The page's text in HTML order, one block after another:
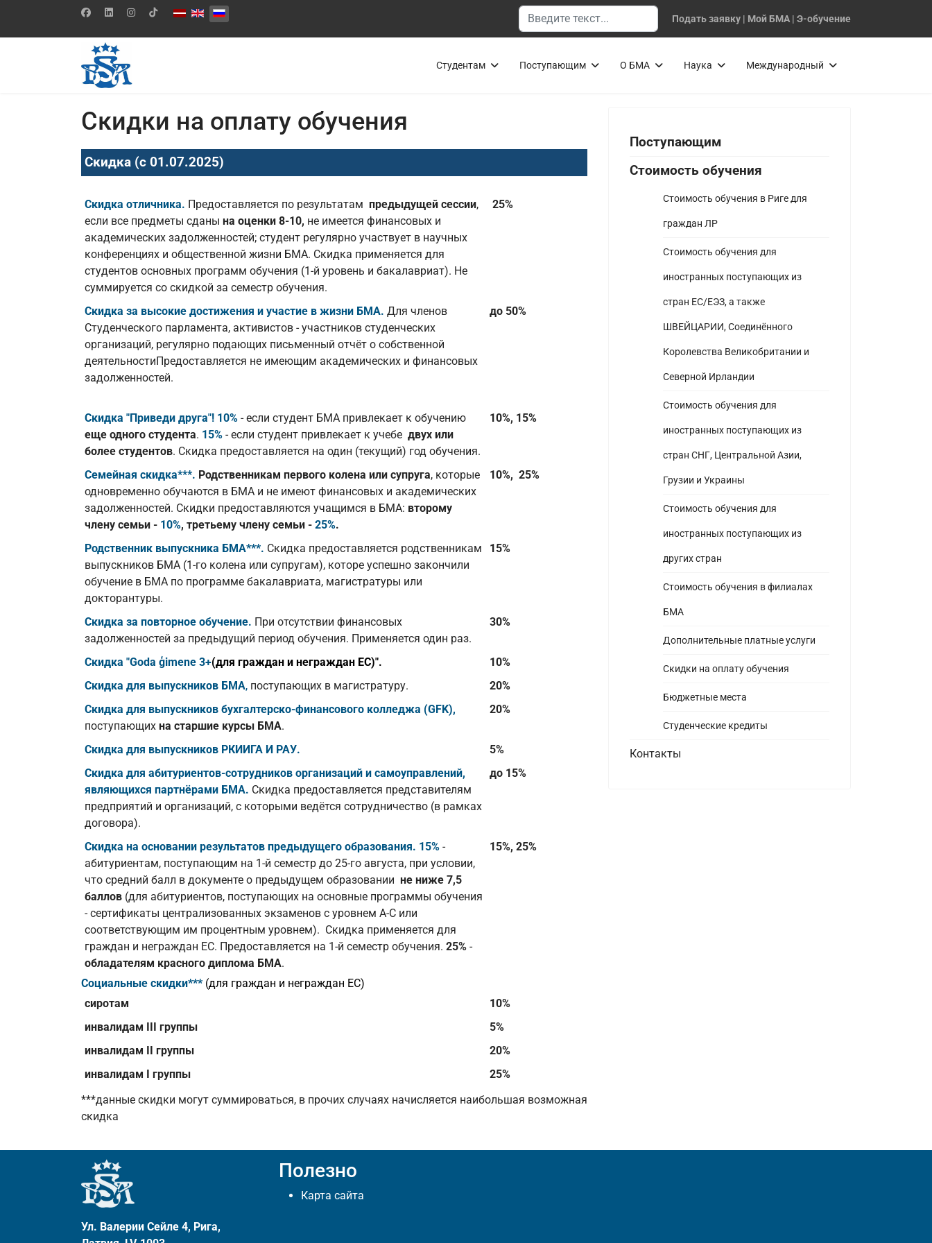
Выберите язык Поиск
Подать заявку | Мой БМА | Э-обучение
Студентам Поступающим О БМА Наука Международный
Скидки на оплату обучения
Cкидка (с 01.07.2025)
Скидка отличника. Предоставляется по результатам предыдущей сессии,
если все предметы сданы на оценки 8-10, не имеется финансовых и
академических задолженностей; студент регулярно участвует в научных
конференциях и общественной жизни БМА. Скидка применяется для
студентов основных программ обучения (1-й уровень и бакалавриат). Не
суммируется со скидкой за семестр обучения.
25%
Скидка за высокие достижения и участие в жизни БМА. Для членов
Студенческого парламента, активистов - участников студенческих
организаций, регулярно подающих письменный отчёт о собственной
деятельностиПредоставляется не имеющим академических и финансовых
задолженностей.
до 50%
Скидка "Приведи друга"! 10% - если студент БМА привлекает к обучению
еще одного студента. 15% - если студент привлекает к учебе двух или
более студентов. Скидка предоставляется на один (текущий) год обучения.
10%, 15%
Семейная скидка***. Родственникам первого колена или супруга, которые
одновременно обучаются в БМА и не имеют финансовых и академических
задолженностей. Скидки предоставляются учащимся в БМА: второму
члену семьи - 10%, третьему члену семьи - 25%.
10%, 25%
Родственник выпускника БМА***. Скидка предоставляется родственникам
выпускников БМА (1-го колена или супругам), которе успешно закончили
обучение в БМА по программе бакалавриата, магистратуры или
докторантуры.
15%
Скидка за повторное обучение. При отсутствии финансовых
задолженностей за предыдущий период обучения. Применяется один раз.
30%
Скидка "Goda ģimene 3+(для граждан и неграждан ЕС)".
10%
Скидка для выпускников БМА, поступающих в магистратуру.
20%
Скидка для выпускников бухгалтерско-финансового колледжа (GFK),
поступающих на старшие курсы БМА.
20%
Скидка для выпускников РКИИГА И РАУ.
5%
Скидка для абитуриентов-сотрудников организаций и самоуправлений,
являющихся партнёрами БМА. Скидка предоставляется представителям
предприятий и организаций, с которыми ведётся сотрудничество (в рамках
договора).
до 15%
Скидка на основании результатов предыдущего образования. 15% -
абитуриентам, поступающим на 1-й семестр до 25-го августа, при условии,
что средний балл в документе о предыдущем образовании не ниже 7,5
баллов (для абитуриентов, поступающих на основные программы обучения
- сертификаты централизованных экзаменов с уровнем А-С или
соответствующим им процентным уровнем). Скидка применяется для
граждан и неграждан ЕС. Предоставляется на 1-й семестр обучения. 25% -
обладателям красного диплома БМА.
15%, 25%
Социальные скидки*** (для граждан и неграждан ЕС)
сиротам
10%
инвалидам III группы
5%
инвалидам II группы
20%
инвалидам I группы
25%
***данные скидки могут суммироваться, в прочих случаях начисляется наибольшая возможная
скидка
Поступающим
Стоимость обучения
Стоимость обучения в Риге для
граждан ЛР
Стоимость обучения для
иностранных поступающих из
стран ЕС/ЕЭЗ, а также
ШВЕЙЦАРИИ, Соединённого
Королевства Великобритании и
Северной Ирландии
Стоимость обучения для
иностранных поступающих из
стран СНГ, Центральной Азии,
Грузии и Украины
Стоимость обучения для
иностранных поступающих из
других стран
Стоимость обучения в филиалах
БМА
Дополнительные платные услуги
Скидки на оплату обучения
Бюджетные места
Студенческие кредиты
Контакты
Ул. Валерии Сейле 4, Рига,
Полезно
Карта сайта